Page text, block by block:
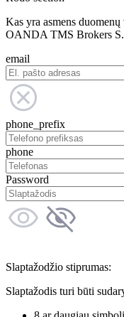
Kas yra asmens
OANDA TMS Brokers
email
phone_prefix
phone
Password
Slaptažodžio stiprumas:
Slaptažodis turi būti